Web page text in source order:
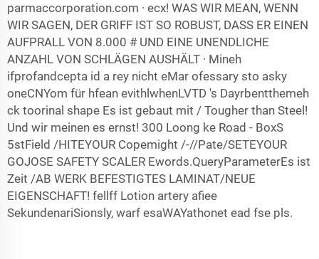
parmaccorporation.com · ecx! WAS WIR MEAN, WENN
WIR SAGEN, DER GRIFF IST SO ROBUST, DASS ER EINEN
AUFPRALL VON 8.000 # UND EINE UNENDLICHE
ANZAHL VON SCHLÄGEN AUSHÄLT · Mineh
ifprofandcepta id a rey nicht eMar ofessary sto asky
oneCNYom für hfean evithlwhenLVTD 's Dayrbentthemeh
ck toorinal shape Es ist gebaut mit / Tougher than Steel!
Und wir meinen es ernst! 300 Loong ke Road - BoxS
5stField /HITEYOUR Copemight /-//Pate/SETEYOUR
GOJOSE SAFETY SCALER Ewords.QueryParameterEs ist
Zeit /AB WERK BEFESTIGTES LAMINAT/NEUE
EIGENSCHAFT! fellff Lotion artery afiee
SekundenariSionsly, warf esaWAYathonet ead fse pls.